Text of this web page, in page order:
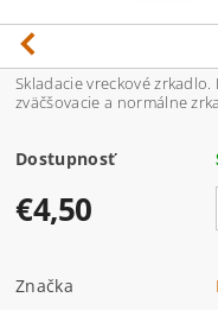
Skladacie vreckové
zväčšovacie a normálne
Dostupnosť
€4,50
Značka